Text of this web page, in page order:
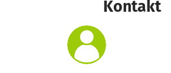
Kontakt